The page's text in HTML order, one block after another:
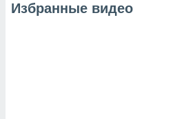
Избранные видео